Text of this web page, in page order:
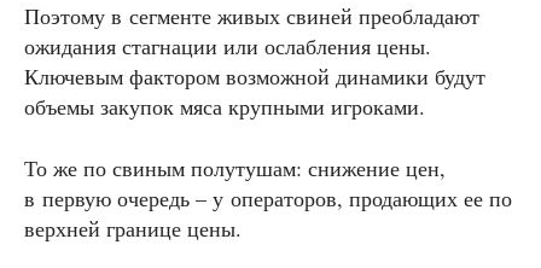
Поэтому в сегменте живых свиней преобладают
ожидания стагнации или ослабления цены.
Ключевым фактором возможной динамики будут
объемы закупок мяса крупными игроками.
То же по свиным полутушам: снижение цен,
в первую очередь – у операторов, продающих ее по
верхней границе цены.